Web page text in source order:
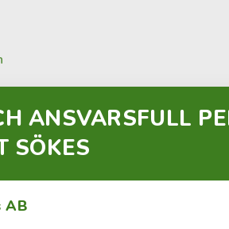
ANSVARSFULL
SÖKES
AB